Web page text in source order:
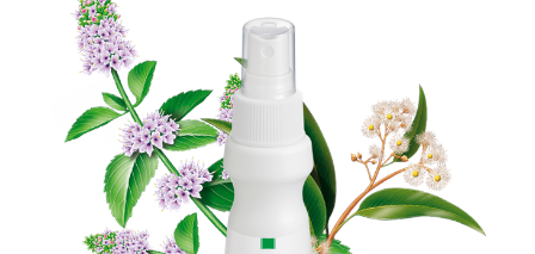
High Light
Bad
Haarverzorging
Catalogus
Douche